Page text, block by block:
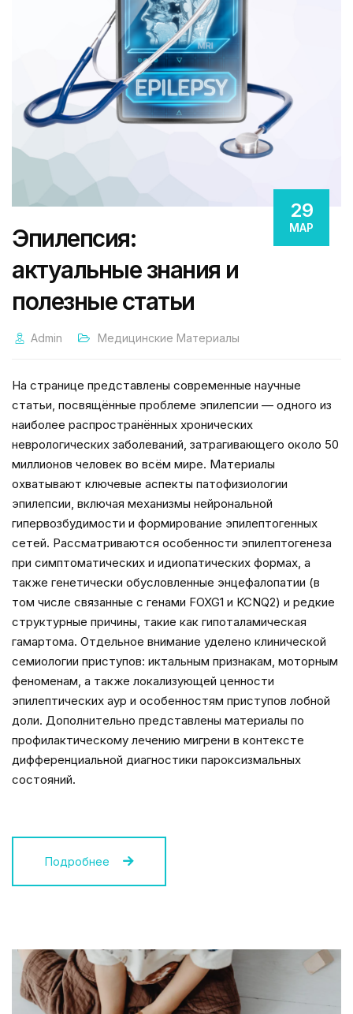
29
МАР
Эпилепсия:
актуальные знания и
полезные статьи
Admin Медицинские Материалы
На странице представлены современные научные
статьи, посвящённые проблеме эпилепсии — одного из
наиболее распространённых хронических
неврологических заболеваний, затрагивающего около 50
миллионов человек во всём мире. Материалы
охватывают ключевые аспекты патофизиологии
эпилепсии, включая механизмы нейрональной
гипервозбудимости и формирование эпилептогенных
сетей. Рассматриваются особенности эпилептогенеза
при симптоматических и идиопатических формах, а
также генетически обусловленные энцефалопатии (в
том числе связанные с генами FOXG1 и KCNQ2) и редкие
структурные причины, такие как гипоталамическая
гамартома. Отдельное внимание уделено клинической
семиологии приступов: иктальным признакам, моторным
феноменам, а также локализующей ценности
эпилептических аур и особенностям приступов лобной
доли. Дополнительно представлены материалы по
профилактическому лечению мигрени в контексте
дифференциальной диагностики пароксизмальных
состояний.
Подробнее